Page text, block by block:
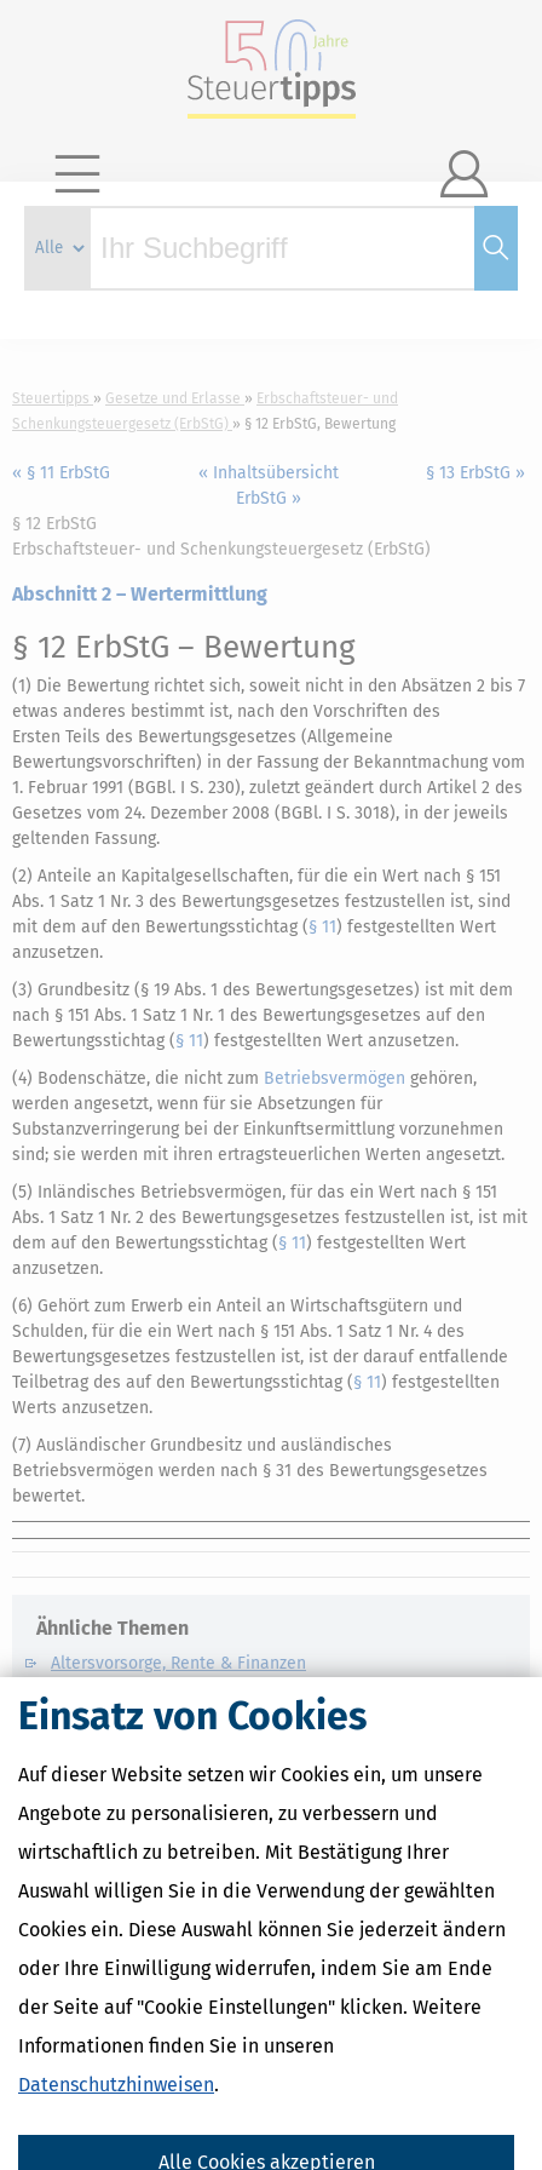
Einsatz von Cookies
Auf dieser Website setzen wir Cookies ein, um unsere
Angebote zu personalisieren, zu verbessern und
wirtschaftlich zu betreiben. Mit Bestätigung Ihrer
Auswahl willigen Sie in die Verwendung der gewählten
Cookies ein. Diese Auswahl können Sie jederzeit ändern
oder Ihre Einwilligung widerrufen, indem Sie am Ende
der Seite auf "Cookie Einstellungen" klicken. Weitere
Informationen finden Sie in unseren
Datenschutzhinweisen.
Alle Cookies akzeptieren

Steuertipps Gesetze und Erlasse
Erbschaftsteuer- und
Schenkungsteuergesetz (ErbStG)
§ 12 ErbStG, Bewertung
« § 11 ErbStG
« Inhaltsübersicht
ErbStG »
§ 13 ErbStG »
§ 12 ErbStG
Erbschaftsteuer- und Schenkungsteuergesetz (ErbStG)
Abschnitt 2 – Wertermittlung
§ 12 ErbStG – Bewertung
(1) Die Bewertung richtet sich, soweit nicht in den Absätzen 2 bis 7
etwas anderes bestimmt ist, nach den Vorschriften des
Ersten Teils des Bewertungsgesetzes (Allgemeine
Bewertungsvorschriften) in der Fassung der Bekanntmachung vom
1. Februar 1991 (BGBl. I S. 230), zuletzt geändert durch Artikel 2 des
Gesetzes vom 24. Dezember 2008 (BGBl. I S. 3018), in der jeweils
geltenden Fassung.
(2) Anteile an Kapitalgesellschaften, für die ein Wert nach § 151
Abs. 1 Satz 1 Nr. 3 des Bewertungsgesetzes festzustellen ist, sind
mit dem auf den Bewertungsstichtag (§ 11) festgestellten Wert
anzusetzen.
(3) Grundbesitz (§ 19 Abs. 1 des Bewertungsgesetzes) ist mit dem
nach § 151 Abs. 1 Satz 1 Nr. 1 des Bewertungsgesetzes auf den
Bewertungsstichtag (§ 11) festgestellten Wert anzusetzen.
(4) Bodenschätze, die nicht zum Betriebsvermögen gehören,
werden angesetzt, wenn für sie Absetzungen für
Substanzverringerung bei der Einkunftsermittlung vorzunehmen
sind; sie werden mit ihren ertragsteuerlichen Werten angesetzt.
(5) Inländisches Betriebsvermögen, für das ein Wert nach § 151
Abs. 1 Satz 1 Nr. 2 des Bewertungsgesetzes festzustellen ist, ist mit
dem auf den Bewertungsstichtag (§ 11) festgestellten Wert
anzusetzen.
(6) Gehört zum Erwerb ein Anteil an Wirtschaftsgütern und
Schulden, für die ein Wert nach § 151 Abs. 1 Satz 1 Nr. 4 des
Bewertungsgesetzes festzustellen ist, ist der darauf entfallende
Teilbetrag des auf den Bewertungsstichtag (§ 11) festgestellten
Werts anzusetzen.
(7) Ausländischer Grundbesitz und ausländisches
Betriebsvermögen werden nach § 31 des Bewertungsgesetzes
bewertet.
Ähnliche Themen
Altersvorsorge, Rente & Finanzen
rente-mit-67
Rentenabschlag
Rentenbeitrag
Rentenbeitragszeiten